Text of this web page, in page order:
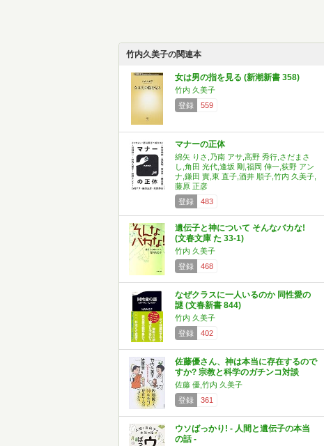
竹内久美子の関連本
女は男の指を見る (新潮新書 358)
竹内 久美子
登録
559
マナーの正体
綿矢 りさ,乃南 アサ,高野 秀行,さだまさ
し,角田 光代,逢坂 剛,福岡 伸一,荻野 アン
ナ,鎌田 實,東 直子,酒井 順子,竹内 久美子,
藤原 正彦
登録
483
遺伝子と神について そんなバカな!
(文春文庫 た 33-1)
竹内 久美子
登録
468
なぜクラスに一人いるのか 同性愛の
謎 (文春新書 844)
竹内 久美子
登録
402
佐藤優さん、神は本当に存在するので
すか? 宗教と科学のガチンコ対談
佐藤 優,竹内 久美子
登録
361
ウソばっかり! - 人間と遺伝子の本当
の話 -